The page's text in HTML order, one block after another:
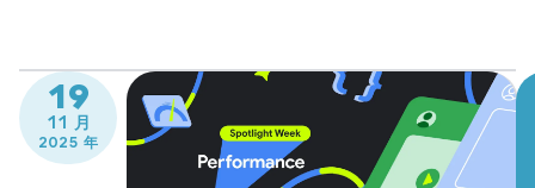
19
11 月
2025 年